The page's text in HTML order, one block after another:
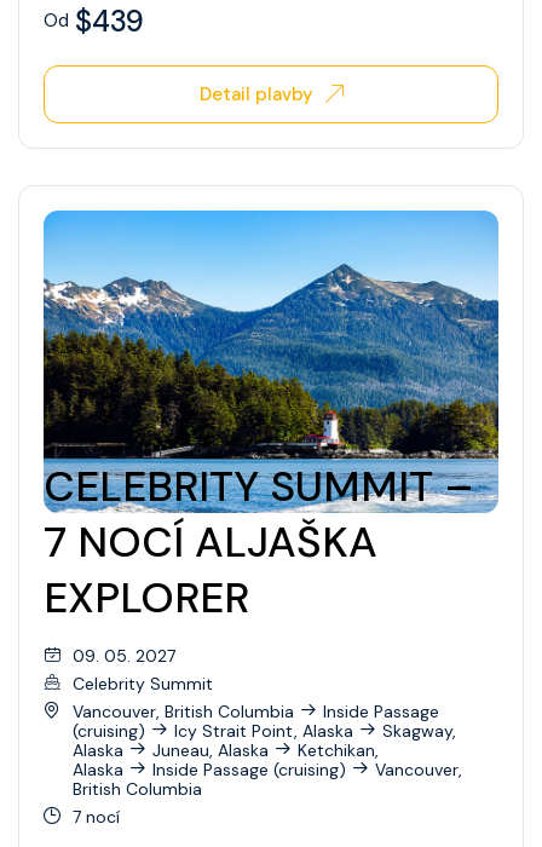
Od $439
Detail plavby
CELEBRITY SUMMIT –
7 NOCÍ ALJAŠKA
EXPLORER
09. 05. 2027
Celebrity Summit
Vancouver, British Columbia
Inside Passage
(cruising)
Icy Strait Point, Alaska
Skagway,
Alaska
Juneau, Alaska
Ketchikan,
Alaska
Inside Passage (cruising)
Vancouver,
British Columbia
7 nocí